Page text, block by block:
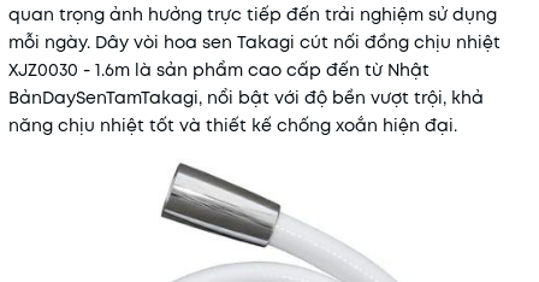
quan trọng ảnh hưởng trực tiếp đến trải nghiệm sử dụng
mỗi ngày. Dây vòi hoa sen Takagi cút nối đồng chịu nhiệt
XJZ0030 - 1.6m là sản phẩm cao cấp đến từ Nhật
BảnDaySenTamTakagi, nổi bật với độ bền vượt trội, khả
năng chịu nhiệt tốt và thiết kế chống xoắn hiện đại.